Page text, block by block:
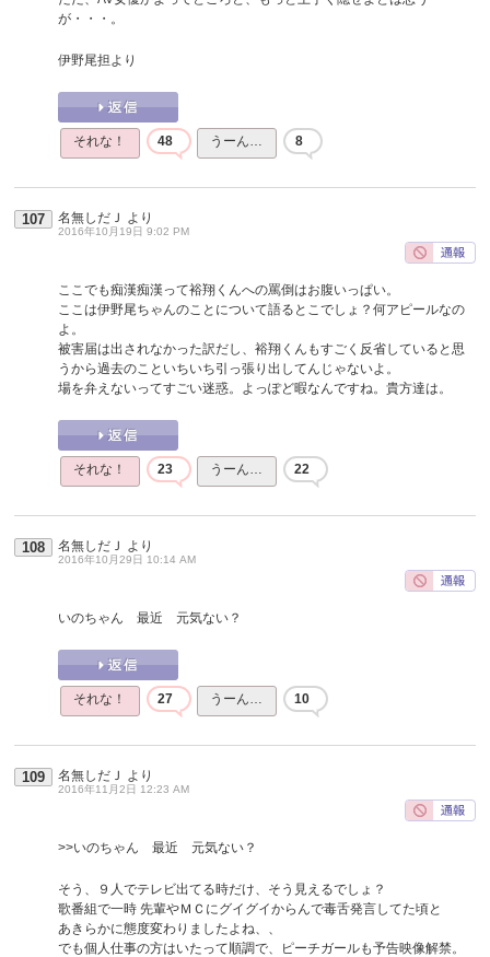
が・・・。
伊野尾担より
それな！ 48 うーん… 8
107 名無しだＪ より
2016年10月19日 9:02 PM
ここでも痴漢痴漢って裕翔くんへの罵倒はお腹いっぱい。
ここは伊野尾ちゃんのことについて語るとこでしょ？何アピールなの
よ。
被害届は出されなかった訳だし、裕翔くんもすごく反省していると思
うから過去のこといちいち引っ張り出してんじゃないよ。
場を弁えないってすごい迷惑。よっぽど暇なんですね。貴方達は。
それな！ 23 うーん… 22
108 名無しだＪ より
2016年10月29日 10:14 AM
いのちゃん 最近 元気ない？
それな！ 27 うーん… 10
109 名無しだＪ より
2016年11月2日 12:23 AM
>>いのちゃん 最近 元気ない？
そう、９人でテレビ出てる時だけ、そう見えるでしょ？
歌番組で一時 先輩やＭＣにグイグイからんで毒舌発言してた頃と
あきらかに態度変わりましたよね、、
でも個人仕事の方はいたって順調で、ピーチガールも予告映像解禁。